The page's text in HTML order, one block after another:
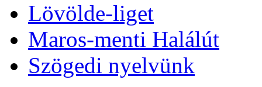
Lövölde-liget
Maros-menti Halálút
Szögedi nyelvünk